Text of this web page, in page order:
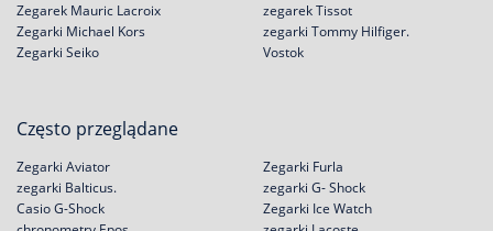
Zegarek Mauric Lacroix
Zegarki Michael Kors
Zegarki Seiko
zegarek Tissot
zegarki Tommy Hilfiger.
Vostok
Często przeglądane
Zegarki Aviator
zegarki Balticus.
Casio G-Shock
Zegarki Furla
zegarki G- Shock
Zegarki Ice Watch